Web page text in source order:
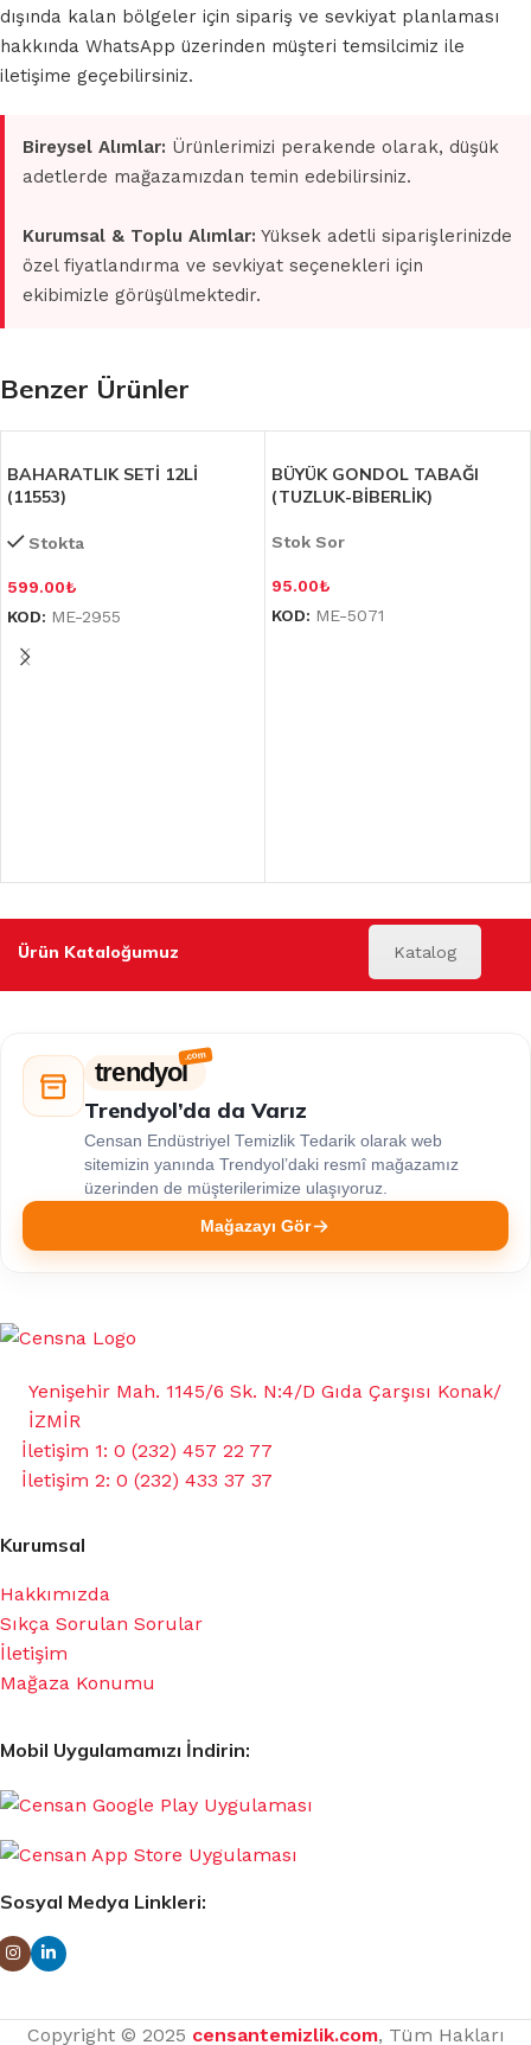
dışında kalan bölgeler için sipariş ve sevkiyat planlaması
hakkında WhatsApp üzerinden müşteri temsilcimiz ile
iletişime geçebilirsiniz.
Bireysel Alımlar: Ürünlerimizi perakende olarak, düşük
adetlerde mağazamızdan temin edebilirsiniz.
Kurumsal & Toplu Alımlar: Yüksek adetli siparişlerinizde
özel fiyatlandırma ve sevkiyat seçenekleri için
ekibimizle görüşülmektedir.
Benzer Ürünler
BAHARATLIK SETİ 12Lİ
(11553)
Stokta
599.00₺
KOD: ME-2955
BÜYÜK GONDOL TABAĞI
(TUZLUK-BİBERLİK)
Stok Sor
95.00₺
KOD: ME-5071
Ürün Kataloğumuz Katalog
trendyol
Trendyol’da da Varız
Censan Endüstriyel Temizlik Tedarik olarak web
sitemizin yanında Trendyol’daki resmî mağazamız
üzerinden de müşterilerimize ulaşıyoruz.
Mağazayı Gör
Yenişehir Mah. 1145/6 Sk. N:4/D Gıda Çarşısı Konak/
İZMİR
İletişim 1: 0 (232) 457 22 77
İletişim 2: 0 (232) 433 37 37
Kurumsal
Hakkımızda
Sıkça Sorulan Sorular
İletişim
Mağaza Konumu
Mobil Uygulamamızı İndirin:
Sosyal Medya Linkleri:
Copyright © 2025 censantemizlik.com, Tüm Hakları